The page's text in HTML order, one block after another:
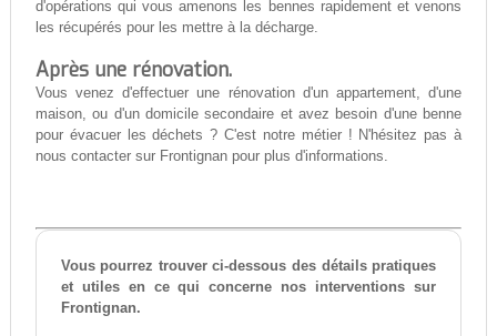
d'opérations qui vous amenons les bennes rapidement et venons
les récupérés pour les mettre à la décharge.
Après une rénovation.
Vous venez d'effectuer une rénovation d'un appartement, d'une
maison, ou d'un domicile secondaire et avez besoin d'une benne
pour évacuer les déchets ? C'est notre métier ! N'hésitez pas à
nous contacter sur Frontignan pour plus d'informations.
Vous pourrez trouver ci-dessous des détails pratiques
et utiles en ce qui concerne nos interventions sur
Frontignan.